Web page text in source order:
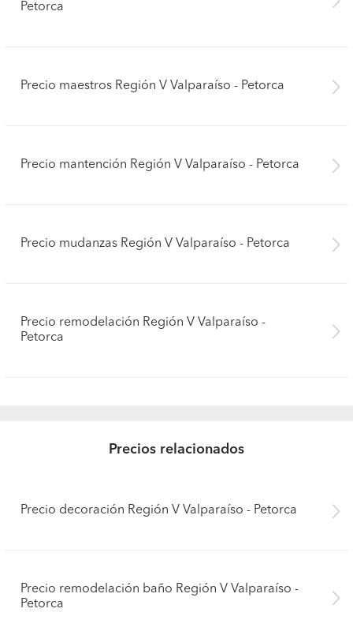
Petorca
Precio maestros Región V Valparaíso - Petorca
Precio mantención Región V Valparaíso - Petorca
Precio mudanzas Región V Valparaíso - Petorca
Precio remodelación Región V Valparaíso -
Petorca
Precios relacionados
Precio decoración Región V Valparaíso - Petorca
Precio remodelación baño Región V Valparaíso -
Petorca